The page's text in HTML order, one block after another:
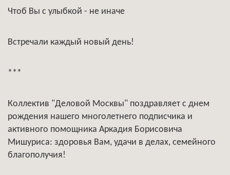
Чтоб Вы с улыбкой - не иначе
Встречали каждый новый день!
***
Коллектив "Деловой Москвы" поздравляет с днем
рождения нашего многолетнего подписчика и
активного помощника Аркадия Борисовича
Мишуриса: здоровья Вам, удачи в делах, семейного
благополучия!